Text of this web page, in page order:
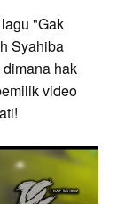
"Gak
Syahiba
hak
video